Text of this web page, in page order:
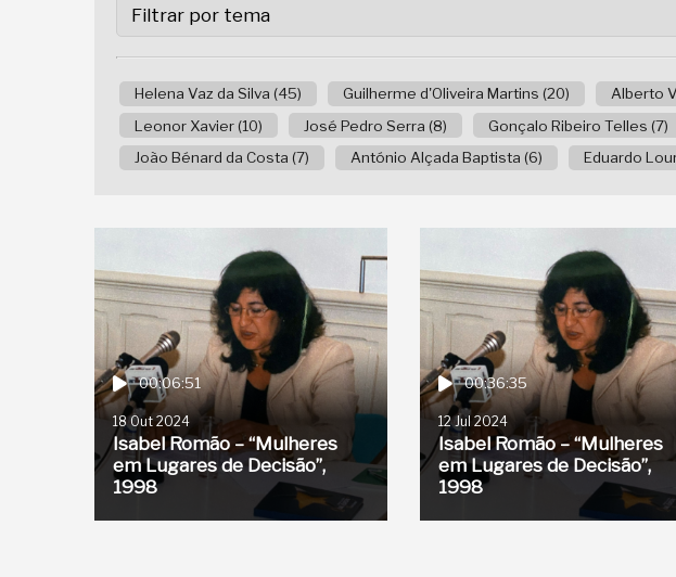
Helena Vaz da Silva (45) Guilherme d'Oliveira Martins (20) Alberto
Leonor Xavier (10)
José Pedro Serra (8) Gonçalo Ribeiro Telles (7)
João Bénard da Costa (7)
António Alçada Baptista (6) Eduardo
00:06:51
18 Out 2024
Isabel Romão – “Mulheres
em Lugares de Decisão”,
1998
00:36:35
12 Jul 2024
Isabel Romão – “Mulheres
em Lugares de Decisão”,
1998